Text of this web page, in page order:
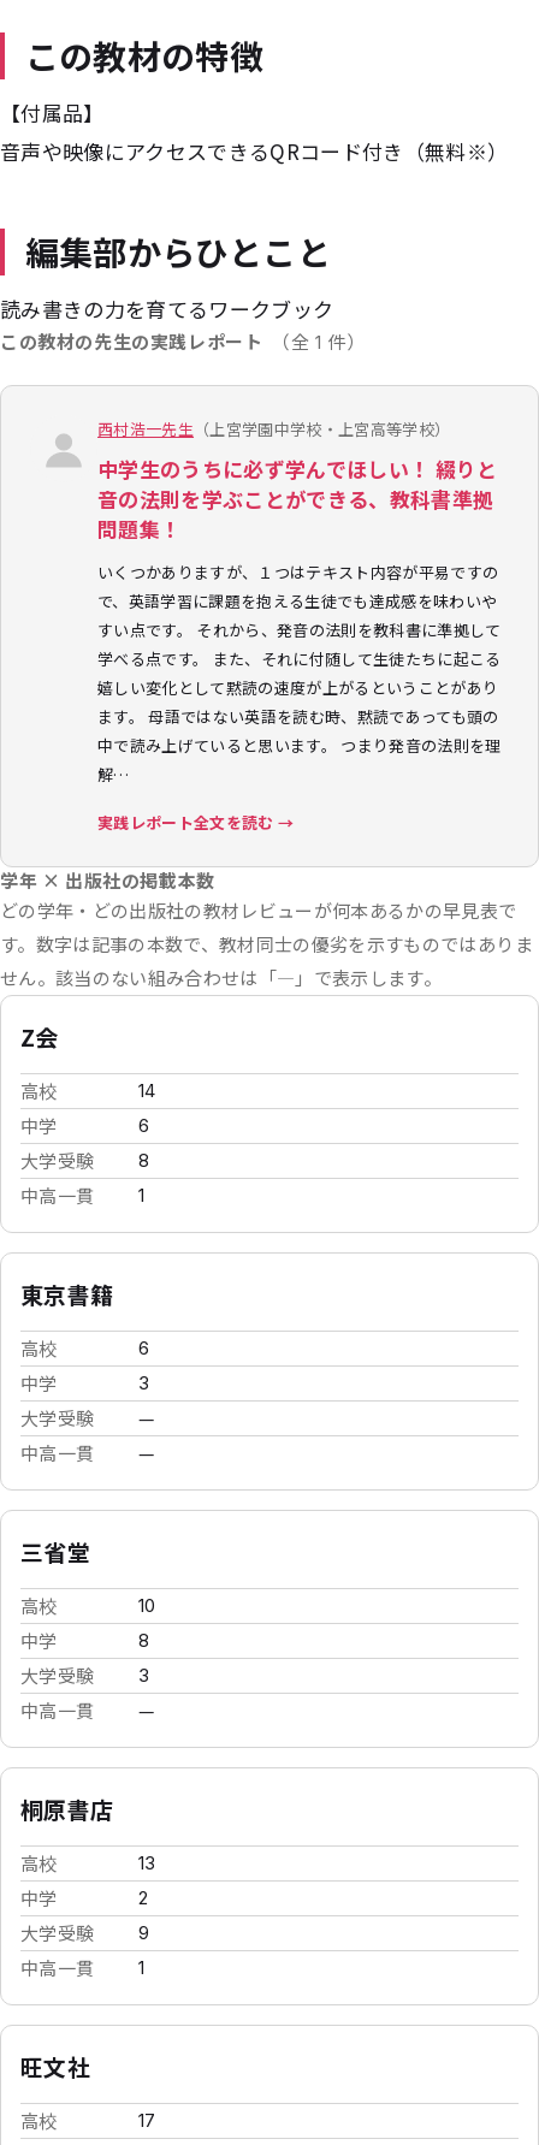
この教材の特徴
【付属品】
音声や映像にアクセスできるQRコード付き（無料※）
編集部からひとこと
読み書きの力を育てるワークブック
この教材の先生の実践レポート （全 1 件）
西村浩一先生 （上宮学園中学校・上宮高等学校）
中学生のうちに必ず学んでほしい！ 綴りと
音の法則を学ぶことができる、教科書準拠
問題集！
いくつかありますが、１つはテキスト内容が平易ですの
で、英語学習に課題を抱える生徒でも達成感を味わいや
すい点です。 それから、発音の法則を教科書に準拠して
学べる点です。 また、それに付随して生徒たちに起こる
嬉しい変化として黙読の速度が上がるということがあり
ます。 母語ではない英語を読む時、黙読であっても頭の
中で読み上げていると思います。 つまり発音の法則を理
解…
実践レポート全文を読む →
学年 × 出版社の掲載本数
どの学年・どの出版社の教材レビューが何本あるかの早見表で
す。数字は記事の本数で、教材同士の優劣を示すものではありま
せん。該当のない組み合わせは「—」で表示します。
Z会
高校 14
中学 6
大学受験 8
中高一貫 1
東京書籍
高校 6
中学 3
大学受験
—
中高一貫
—
三省堂
高校 10
中学 8
大学受験 3
中高一貫 —
桐原書店
高校 13
中学 2
大学受験 9
中高一貫 1
旺文社
高校 17